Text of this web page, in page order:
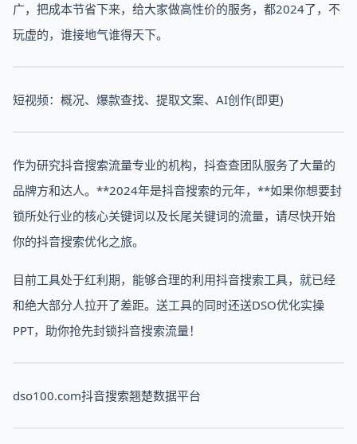
广，把成本节省下来，给大家做高性价的服务，都2024了，不
玩虚的，谁接地气谁得天下。
短视频：概况、爆款查找、提取文案、AI创作(即更)
作为研究抖音搜索流量专业的机构，抖查查团队服务了大量的
品牌方和达人。**2024年是抖音搜索的元年，**如果你想要封
锁所处行业的核心关键词以及长尾关键词的流量，请尽快开始
你的抖音搜索优化之旅。
目前工具处于红利期，能够合理的利用抖音搜索工具，就已经
和绝大部分人拉开了差距。送工具的同时还送DSO优化实操
PPT，助你抢先封锁抖音搜索流量！
dso100.com抖音搜索翘楚数据平台